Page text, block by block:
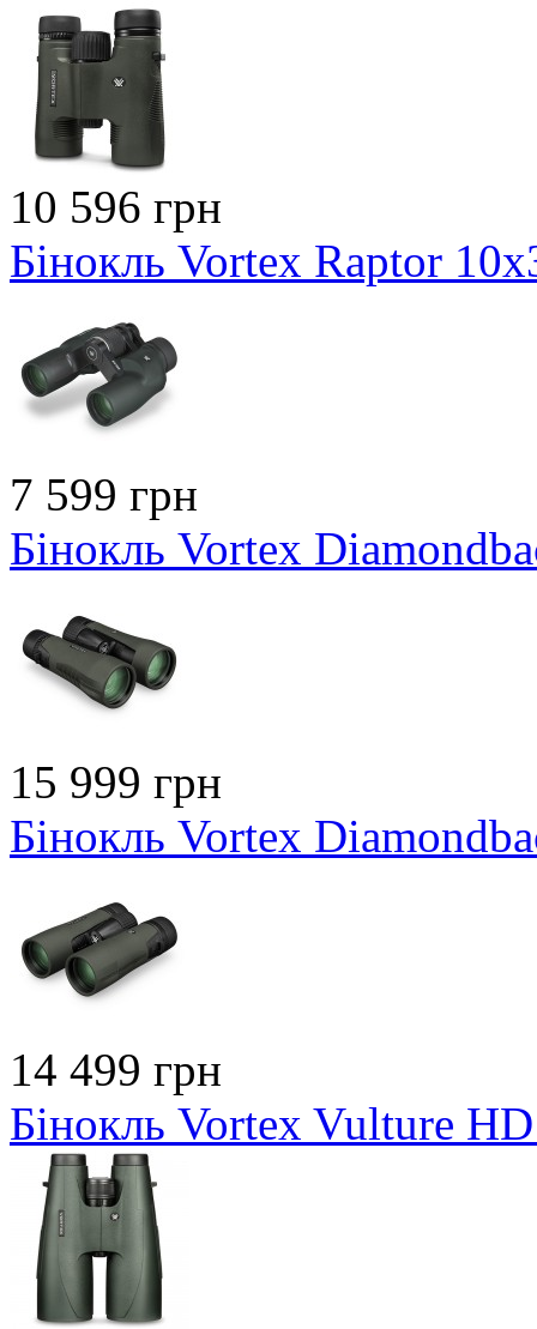
10 596 грн
Бінокль Vortex Raptor
7 599 грн
Бінокль Vortex
15 999 грн
Бінокль Vortex
14 499 грн
Бінокль Vortex Vulture